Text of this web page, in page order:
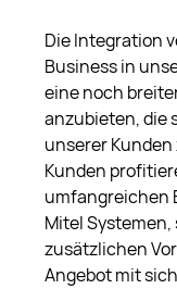
Die Integration
Business in
eine noch
anzubieten, die
unserer
Kunden
umfangreichen
Mitel
zusätzlichen
Angebot mit